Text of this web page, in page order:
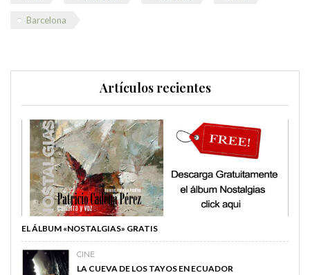
Barcelona
Artículos recientes
EL ÁLBUM «NOSTALGIAS» GRATIS
CINE
LA CUEVA DE LOS TAYOS EN ECUADOR